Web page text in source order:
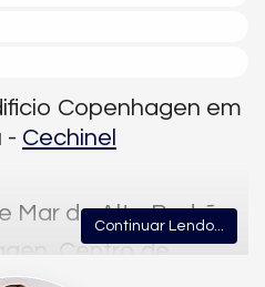
Copenhagen em
- Cechinel
Mar de Alto Padrão
Centro de
Continuar Lendo...